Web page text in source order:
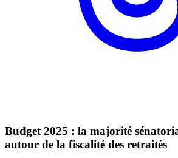
Budget 2025 : la majorité
autour de la fiscalité des retraités